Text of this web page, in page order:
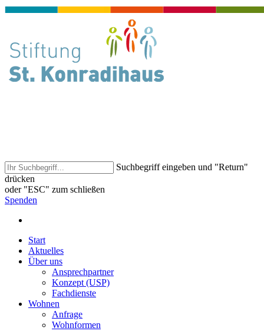
Suchbegriff eingeben und "Return"
drücken
oder "ESC" zum schließen
Spenden
Start
Aktuelles
Über uns
Ansprechpartner
Konzept (USP)
Fachdienste
Wohnen
Anfrage
Wohnformen